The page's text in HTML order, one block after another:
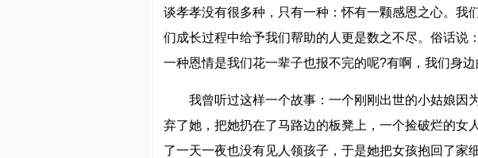
谈孝孝没有很多种，只有一种：怀有一颗感恩之心。我
们成长过程中给予我们帮助的人更是数之不尽。俗话说
一种恩情是我们花一辈子也报不完的呢?有啊，我们身
我曾听过这样一个故事：一个刚刚出世的小姑娘因
弃了她，把她扔在了马路边的板凳上，一个捡破烂的女
了一天一夜也没有见人领孩子，于是她把女孩抱回了家